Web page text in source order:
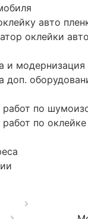
авто
оклейки
и модернизация
доп.
по
по оклейке